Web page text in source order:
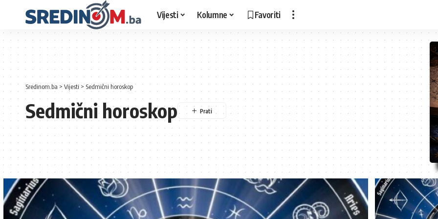
Vijesti Kolumne Favoriti
Sredinom.ba >Vijesti >Sedmični horoskop
Sedmični horoskop